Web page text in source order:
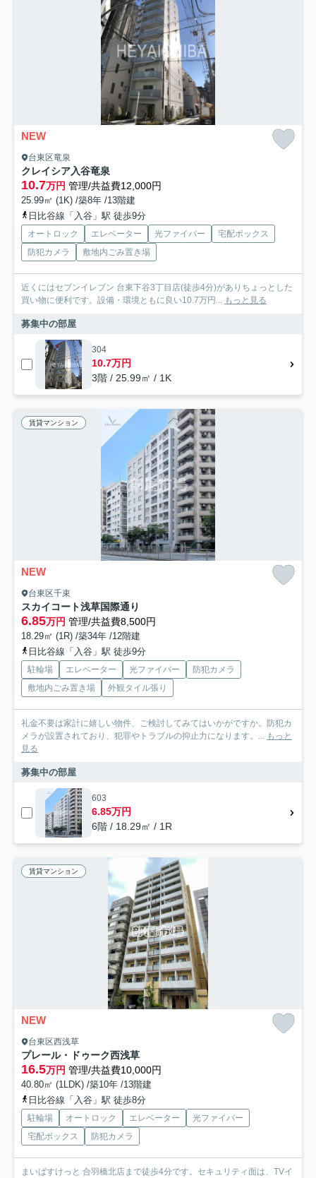
NEW
台東区竜泉
クレイシア入谷竜泉
10.7万円 管理/共益費12,000円
25.99㎡ (1K) /築8年 /13階建
日比谷線「入谷」駅 徒歩9分
オートロック エレベーター 光ファイバー
宅配ボックス
防犯カメラ
敷地内ごみ置き場
近くにはセブンイレブン 台東下谷3丁目店(徒歩4分)がありちょっとした
買い物に便利です。設備・環境ともに良い10.7万円... もっと見る
募集中の部屋
304
10.7万円
3階 / 25.99㎡ / 1K
賃貸マンション
NEW
台東区千束
スカイコート浅草国際通り
6.85万円 管理/共益費8,500円
18.29㎡ (1R) /築34年 /12階建
日比谷線「入谷」駅 徒歩9分
駐輪場 エレベーター 光ファイバー
防犯カメラ
敷地内ごみ置き場
外観タイル張り
礼金不要は家計に嬉しい物件、ご検討してみてはいかがですか。防犯カ
メラが設置されており、犯罪やトラブルの抑止力になります。... もっと
見る
募集中の部屋
603
6.85万円
6階 / 18.29㎡ / 1R
賃貸マンション
NEW
台東区西浅草
プレール・ドゥーク西浅草
16.5万円 管理/共益費10,000円
40.80㎡ (1LDK) /築10年 /13階建
日比谷線「入谷」駅 徒歩8分
駐輪場 オートロック エレベーター
光ファイバー
宅配ボックス
防犯カメラ
まいばすけっと 合羽橋北店まで徒歩4分です。セキュリティ面は、TVイ